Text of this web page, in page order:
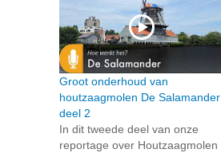
Groot onderhoud van
houtzaagmolen De Salamander
deel 2
In dit tweede deel van onze
reportage over Houtzaagmolen